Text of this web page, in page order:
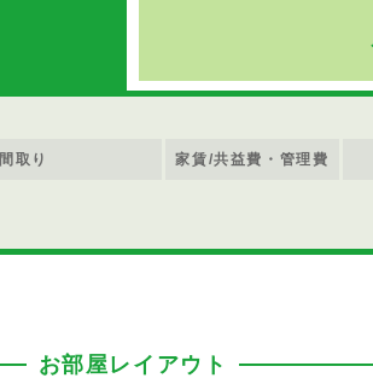
間取り 家賃/共益費・管理費
お部屋レイアウト